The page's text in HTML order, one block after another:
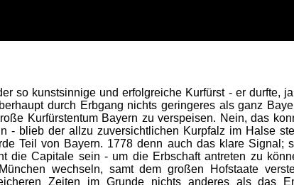
so kunstsinnige und erfolgreiche Kurfürst - er durfte,
durch Erbgang nichts geringeres als ganz
Kurfürstentum Bayern zu verspeisen. Nein, das
- blieb der allzu zuversichtlichen Kurpfalz im Halse
Teil von Bayern. 1778 denn auch das klare Signal;
die Capitale sein - um die Erbschaft antreten zu
wechseln, samt dem großen Hofstaate
Zeiten im Grunde nichts anderes als das